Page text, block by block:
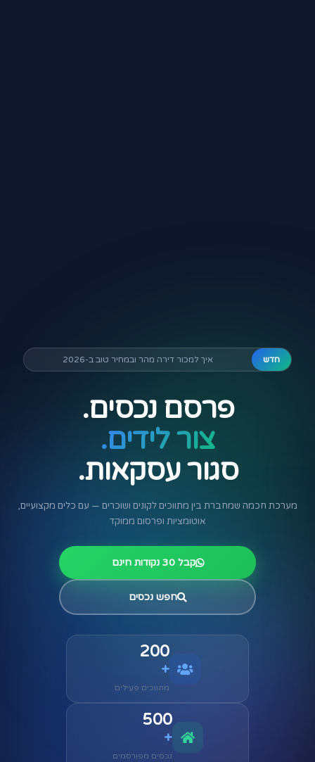
חדש איך למכור דירה מהר ובמחיר טוב ב-2026
פרסם נכסים.
צור לידים.
סגור עסקאות.
מערכת חכמה שמחברת בין מתווכים לקונים ושוכרים — עם כלים מקצועיים,
אוטומציות ופרסום ממוקד
קבל 30 נקודות חינם
חפש נכסים
200
+
מתווכים פעילים
500
+
נכסים מפורסמים